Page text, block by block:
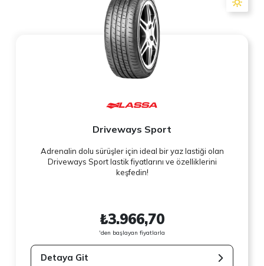
Driveways Sport
Adrenalin dolu sürüşler için ideal bir yaz lastiği olan
Driveways Sport lastik fiyatlarını ve özelliklerini
keşfedin!
₺3.966,70
'den başlayan fiyatlarla
Detaya Git